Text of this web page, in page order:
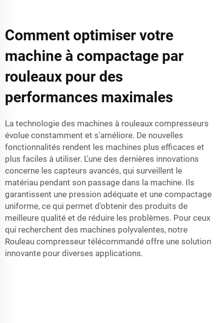
Comment optimiser votre
machine à compactage par
rouleaux pour des
performances maximales
La technologie des machines à rouleaux compresseurs
évolue constamment et s'améliore. De nouvelles
fonctionnalités rendent les machines plus efficaces et
plus faciles à utiliser. L'une des dernières innovations
concerne les capteurs avancés, qui surveillent le
matériau pendant son passage dans la machine. Ils
garantissent une pression adéquate et une compactage
uniforme, ce qui permet d'obtenir des produits de
meilleure qualité et de réduire les problèmes. Pour ceux
qui recherchent des machines polyvalentes, notre
Rouleau compresseur télécommandé offre une solution
innovante pour diverses applications.